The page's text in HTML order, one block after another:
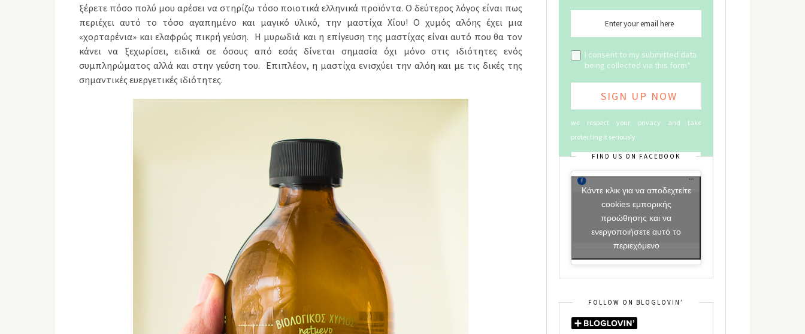
ξέρετε πόσο πολύ μου αρέσει να στηρίζω τόσο ποιοτικά ελληνικά προϊόντα. Ο δεύτερος λόγος είναι πως
περιέχει αυτό το τόσο αγαπημένο και μαγικό υλικό, την μαστίχα Χίου! Ο χυμός αλόης έχει μια
«χορταρένια» και ελαφρώς πικρή γεύση. Η μυρωδιά και η επίγευση της μαστίχας είναι αυτό που θα τον
κάνει να ξεχωρίσει, ειδικά σε όσους από εσάς δίνεται σημασία όχι μόνο στις ιδιότητες ενός
συμπληρώματος αλλά και στην γεύση του. Επιπλέον, η μαστίχα ενισχύει την αλόη και με τις δικές της
σημαντικές ευεργετικές ιδιότητες.
I consent to my submitted data
being collected via this form*
we respect your privacy and take
protecting it seriously
FIND US ON FACEBOOK
Κάντε κλικ για να αποδεχτείτε
cookies εμπορικής
προώθησης και να
ενεργοποιήσετε αυτό το
περιεχόμενο
FOLLOW ON BLOGLOVIN’